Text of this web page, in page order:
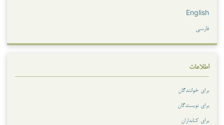
English
فارسی
اطلاعات
برای خوانندگان
برای نویسندگان
برای کتابداران